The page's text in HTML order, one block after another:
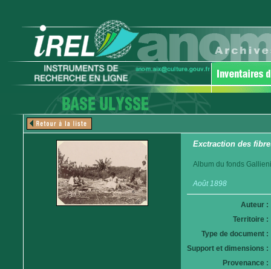
Exctraction des
Album du fonds
Août 1898
Auteur :
Territoire :
Type de document :
Support et dimensions :
Provenance :